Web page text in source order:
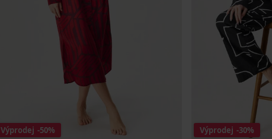
Výprodej -50% Výprodej -30%